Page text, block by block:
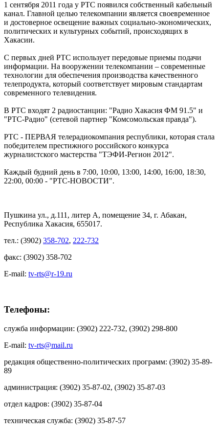
1 сентября 2011 года у РТС появился собственный кабельный
канал. Главной целью телекомпании является своевременное
и достоверное освещение важных социально-экономических,
политических и культурных событий, происходящих в
Хакасии.
С первых дней РТС использует передовые приемы подачи
информации. На вооружении телекомпании – современные
технологии для обеспечения производства качественного
телепродукта, который соответствует мировым стандартам
cовременного телевидения.
В РТС входят 2 радиостанции: "Радио Хакасия ФМ 91.5" и
"РТС-Радио" (сетевой партнер "Комсомольская правда").
РТС - ПЕРВАЯ телерадиокомпания республики, которая стала
победителем престижного российского конкурса
журналистского мастерства "ТЭФИ-Регион 2012".
Каждый будний день в 7:00, 10:00, 13:00, 14:00, 16:00, 18:30,
22:00, 00:00 - "РТС-НОВОСТИ".
Пушкина ул., д.111, литер А, помещение 34, г. Абакан,
Республика Хакасия, 655017.
тел.: (3902) 358-702, 222-732
факс: (3902) 358-702
E-mail: tv-rts@r-19.ru
Телефоны:
служба информации: (3902) 222-732, (3902) 298-800
E-mail: tv-rts@mail.ru
редакция общественно-политических программ: (3902) 35-89-
89
администрация: (3902) 35-87-02, (3902) 35-87-03
отдел кадров: (3902) 35-87-04
техническая служба: (3902) 35-87-57